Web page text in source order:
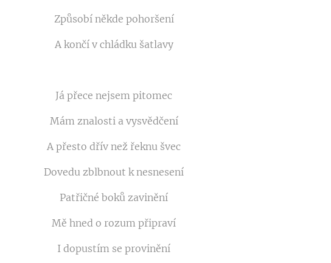
Způsobí někde pohoršení
A končí v chládku šatlavy
Já přece nejsem pitomec
Mám znalosti a vysvědčení
A přesto dřív než řeknu švec
Dovedu zblbnout k nesnesení
Patřičné boků zavinění
Mě hned o rozum připraví
I dopustím se provinění